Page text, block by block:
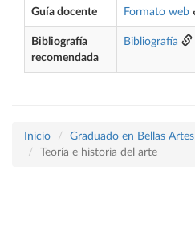
Guía docente Formato web
Bibliografía
recomendada
Bibliografía
Inicio Graduado en Bellas Artes
Teoría e historia del arte